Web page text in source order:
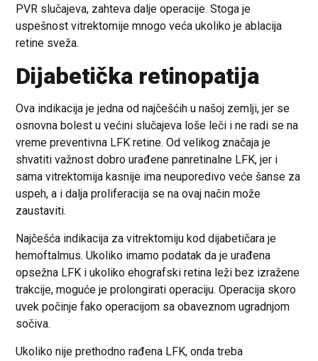
PVR slučajeva, zahteva dalje operacije. Stoga je
uspešnost vitrektomije mnogo veća ukoliko je ablacija
retine sveža.
Dijabetička retinopatija
Ova indikacija je jedna od najčešćih u našoj zemlji, jer se
osnovna bolest u većini slučajeva loše leči i ne radi se na
vreme preventivna LFK retine. Od velikog značaja je
shvatiti važnost dobro urađene panretinalne LFK, jer i
sama vitrektomija kasnije ima neuporedivo veće šanse za
uspeh, a i dalja proliferacija se na ovaj način može
zaustaviti.
Najčešća indikacija za vitrektomiju kod dijabetičara je
hemoftalmus. Ukoliko imamo podatak da je urađena
opsežna LFK i ukoliko ehografski retina leži bez izražene
trakcije, moguće je prolongirati operaciju. Operacija skoro
uvek počinje fako operacijom sa obaveznom ugradnjom
sočiva.
Ukoliko nije prethodno rađena LFK, onda treba